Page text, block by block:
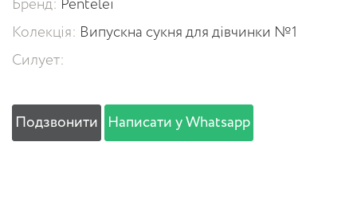
Бренд: Pentelei
Колекція: Випускна сукня для дівчинки №1
Силует:
Подзвонити Написати у Whatsapp